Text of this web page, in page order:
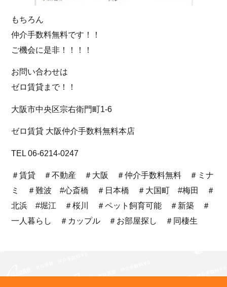
もちろん
仲介手数料無料です！！
ご機会に是非！！！！
お問い合わせは
ゼロ賃貸まで！！
大阪市中央区宗右衛門町1-6
ゼロ賃貸 大阪仲介手数料無料本店
TEL 06-6214-0247
＃賃貸 ＃不動産 ＃大阪 ＃仲介手数料無料 ＃ミナ
ミ ＃難波 #心斎橋 ＃日本橋 ＃大国町 #梅田 ＃
北浜 #堀江 ＃桜川 ＃ペット飼育可能 ＃新築 ＃
一人暮らし ＃カップル ＃お部屋探し ＃同棲生